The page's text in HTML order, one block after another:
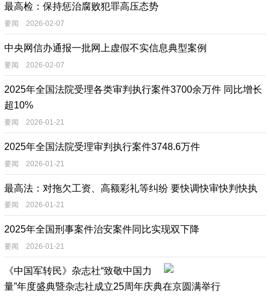
最高检：保持惩治腐败犯罪高压态势
要闻 2026-02-07
中央网信办通报一批网上虚假不实信息典型案例
要闻 2026-02-07
2025年全国法院受理各类审判执行案件3700余万件 同比增长
超10%
要闻 2026-01-21
2025年全国法院受理审判执行案件3748.6万件
要闻 2026-01-21
最高法：对拖欠工资、高额彩礼等纠纷 要快调快审快判快执
要闻 2026-01-21
2025年全国刑事案件治安案件同比实现双下降
要闻 2026-01-21
《中国军转民》杂志社“致敬中国力
量”年度盛典暨杂志社成立25周年庆典在京圆满举行